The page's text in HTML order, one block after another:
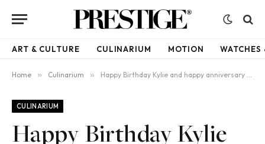
ART & CULTURE CULINARIUM MOTION WATCHES
Home » Culinarium » Happy Birthday Kylie and happy anniversary 6 years of Kylie Minogue Wines!
CULINARIUM
Happy Birthday Kylie